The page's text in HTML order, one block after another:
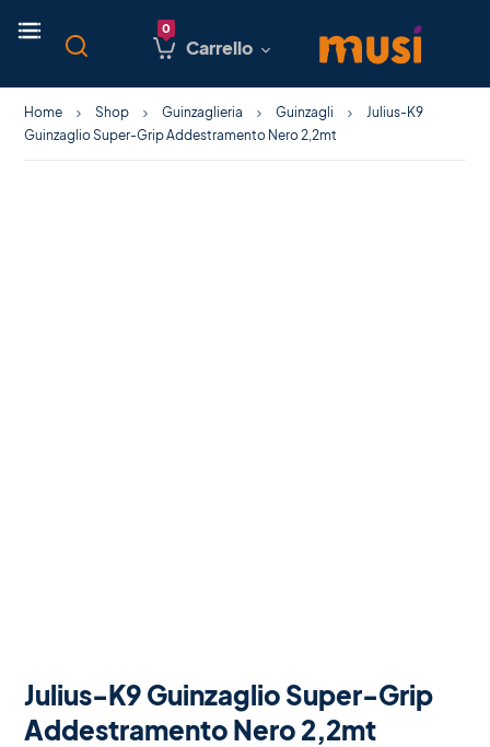
Carrello
Home Shop Guinzaglieria Guinzagli
Julius-K9
Guinzaglio Super-Grip Addestramento Nero 2,2mt
Julius-K9 Guinzaglio Super-Grip
Addestramento Nero 2,2mt